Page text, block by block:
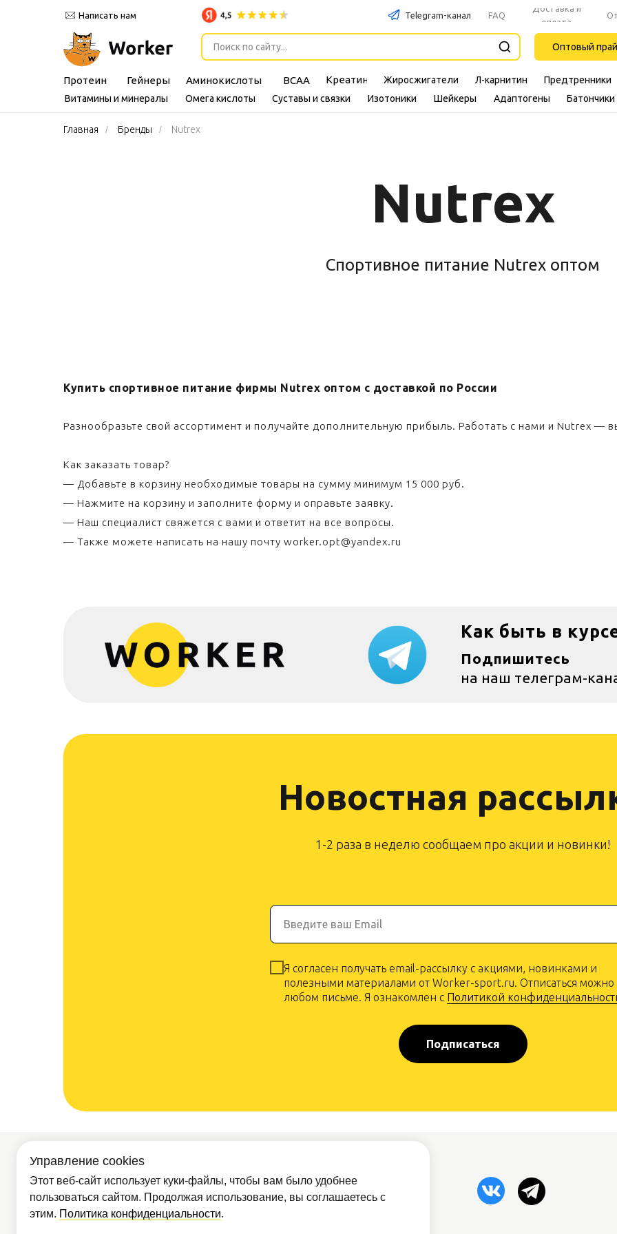
Доставка и
оплата
Протеин Гейнеры Аминокислоты Креатин
Изотоники
Жиросжигатели
Витамины и минералы
Омега кислоты Суставы и связки
Предтренники
Шейкеры
Адаптогены
Л-карнитин
Поиск по сайту...
Написать нам
Батончики
Оптовый
FAQ
BCAA
Telegram-канал
Главная / Бренды / Nutrex
Cпортивное питание Nutrex оптом
Nutrex
Купить спортивное питание фирмы Nutrex оптом с доставкой по России
Разнообразьте свой ассортимент и получайте дополнительную прибыль. Работать с нами и Nutrex —
Как заказать товар?
— Добавьте в корзину необходимые товары на сумму минимум 15 000 руб.
— Нажмите на корзину и заполните форму и оправьте заявку.
— Наш специалист свяжется с вами и ответит на все вопросы.
— Также можете написать на нашу почту worker.opt@yandex.ru
Как быть в
Подпишитесь
на наш телеграм-
Управление cookies
Этот веб-сайт использует куки-файлы, чтобы вам было удобнее
пользоваться сайтом. Продолжая использование, вы соглашаетесь с
этим. Политика конфиденциальности.
Новостная
1-2 раза в неделю сообщаем про акции и новинки!
Введите ваш Email
Я согласен получать email-рассылку с акциями, новинками и
полезными материалами от Worker-sport.ru. Отписаться можно
любом письме. Я ознакомлен с Политикой
Подписаться
Доставка и
оплата
Покупателям
Оптовый прайс